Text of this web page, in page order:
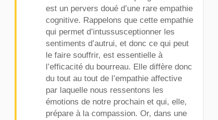
est un pervers doué d’une rare empathie
cognitive. Rappelons que cette empathie
qui permet d’intussusceptionner les
sentiments d’autrui, et donc ce qui peut
le faire souffrir, est essentielle à
l’efficacité du bourreau. Elle diffère donc
du tout au tout de l’empathie affective
par laquelle nous ressentons les
émotions de notre prochain et qui, elle,
prépare à la compassion. Or, dans une